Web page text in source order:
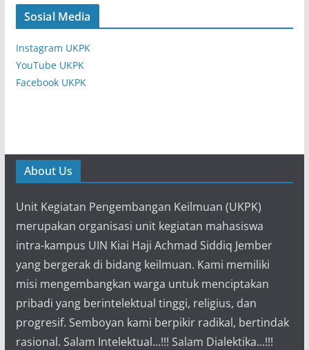
Sosial Media
Instagram UKPK
YouTube UKPK
Facebook UKPK
About Us
Unit Kegiatan Pengembangan Keilmuan (UKPK)
merupakan organisasi unit kegiatan mahasiswa
intra-kampus UIN Kiai Haji Achmad Siddiq Jember
yang bergerak di bidang keilmuan. Kami memiliki
misi mengembangkan warga untuk menciptakan
pribadi yang berintelektual tinggi, religius, dan
progresif. Semboyan kami berpikir radikal, bertindak
rasional. Salam Intelektual...!!! Salam Dialektika...!!!